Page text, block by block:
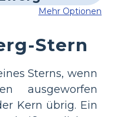
Mehr Optionen
Stern
Sterns, wenn
ausgeworfen
Kern übrig. Ein